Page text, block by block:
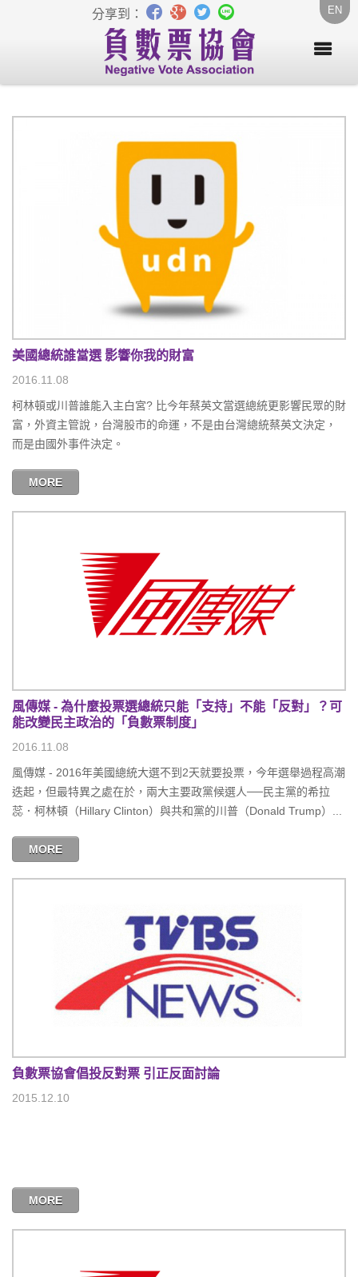
EN
分享到：
美國總統誰當選 影響你我的財富
2016.11.08
柯林頓或川普誰能入主白宮? 比今年蔡英文當選總統更影響民眾的財
富，外資主管說，台灣股市的命運，不是由台灣總統蔡英文決定，
而是由國外事件決定。
MORE
風傳媒 - 為什麼投票選總統只能「支持」不能「反對」？可
能改變民主政治的「負數票制度」
2016.11.08
風傳媒 - 2016年美國總統大選不到2天就要投票，今年選舉過程高潮
迭起，但最特異之處在於，兩大主要政黨候選人──民主黨的希拉
蕊．柯林頓（Hillary Clinton）與共和黨的川普（Donald Trump）...
MORE
負數票協會倡投反對票 引正反面討論
2015.12.10
MORE